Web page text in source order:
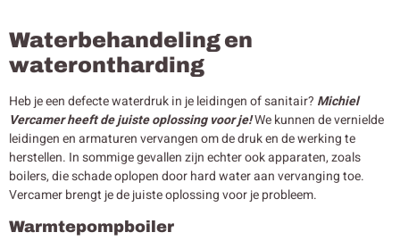
Waterbehandeling en
waterontharding
Heb je een defecte waterdruk in je leidingen of sanitair? Michiel
Vercamer heeft de juiste oplossing voor je!We kunnen de vernielde
leidingen en armaturen vervangen om de druk en de werking te
herstellen. In sommige gevallen zijn echter ook apparaten, zoals
boilers, die schade oplopen door hard water aan vervanging toe.
Vercamer brengt je de juiste oplossing voor je probleem.
Warmtepompboiler